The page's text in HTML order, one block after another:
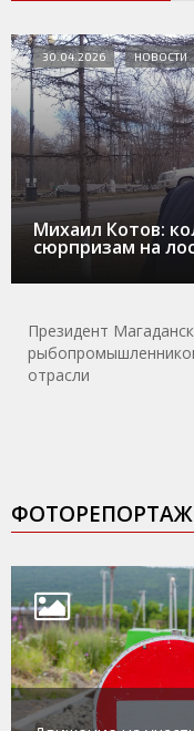
Михаил Котов:
сюрпризам на
30.04.2026 НОВОСТИ
Президент
отрасли